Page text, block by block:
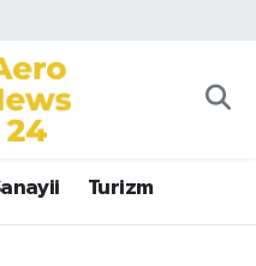
Turizm